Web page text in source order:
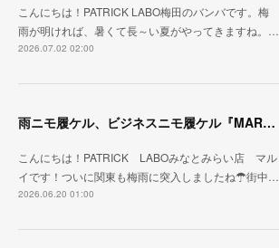
こんにちは！PATRICK LABO梅田のバンバです。梅
雨が明ければ、暑くて長～い夏がやってきますね。…
2026.07.02 02:00
雨ニモ履ケル、ビジネスニモ履ケル『MARARAIN BLK』
こんにちは！PATRICK LABOみなとみらい店 マル
イです！ついに関東も梅雨に突入しましたね☂街中…
2026.06.20 01:00